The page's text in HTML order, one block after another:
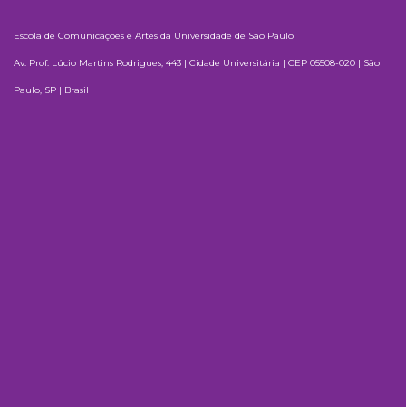
Escola de Comunicações e Artes da Universidade de São Paulo
Av. Prof. Lúcio Martins Rodrigues, 443 | Cidade Universitária | CEP 05508-020 | São
Paulo, SP | Brasil